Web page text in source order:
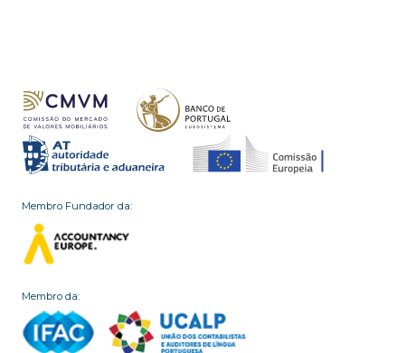
Membro Fundador da:
Membro da: